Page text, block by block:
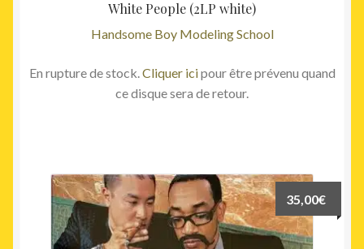
White People (2LP white)
Handsome Boy Modeling School
En rupture de stock. Cliquer icipour être prévenu quand
ce disque sera de retour.
35,00€